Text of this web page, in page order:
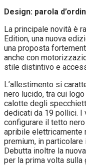
Design: parola
La principale novità è
Edition, una nuova
una proposta
anche con
stile distintivo e
L’allestimento si
nero lucido, tra cui
calotte degli
dedicati da 19 pollici.
configurare il tetto
apribile elettricamente
premium, in particolare
Debutta inoltre la
per la prima volta sulla